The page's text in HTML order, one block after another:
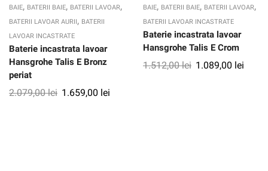
BAIE, BATERII BAIE, BATERII LAVOAR,
BATERII LAVOAR AURII , BATERII
LAVOAR INCASTRATE
Baterie incastrata lavoar
Hansgrohe Talis E Bronz
periat
2.079,00lei 1.659,00 lei
BAIE, BATERII BAIE, BATERII LAVOAR,
BATERII LAVOAR INCASTRATE
Baterie incastrata lavoar
Hansgrohe Talis E Crom
1.512,00lei 1.089,00 lei